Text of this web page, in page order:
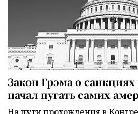
Закон Грэма о
начал пугать самих